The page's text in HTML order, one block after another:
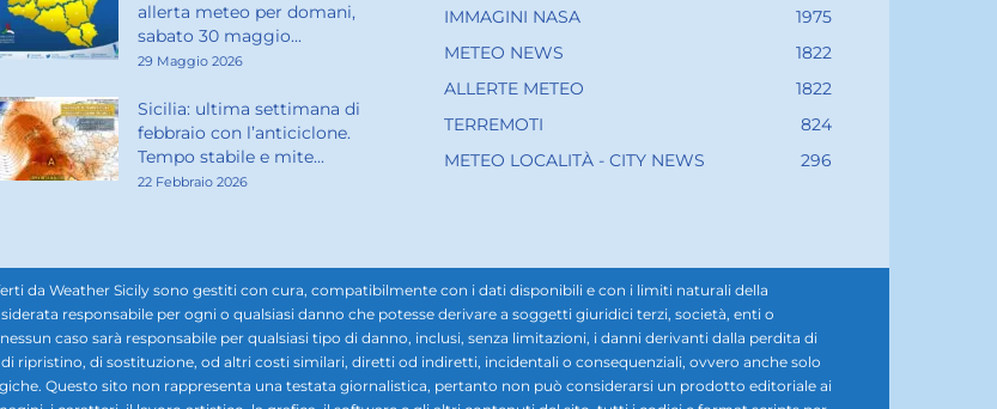
allerta meteo per domani,
sabato 30 maggio...
29 Maggio 2026
Sicilia: ultima settimana di
febbraio con l’anticiclone.
Tempo stabile e mite...
22 Febbraio 2026
IMMAGINI NASA
1975
METEO NEWS
1822
ALLERTE METEO
1822
TERREMOTI
824
METEO LOCALITÀ - CITY NEWS
296
da Weather Sicily sono gestiti con cura, compatibilmente con i dati disponibili e con i limiti naturali della
responsabile per ogni o qualsiasi danno che potesse derivare a soggetti giuridici terzi, società, enti o
caso sarà responsabile per qualsiasi tipo di danno, inclusi, senza limitazioni, i danni derivanti dalla perdita di
ripristino, di sostituzione, od altri costi similari, diretti od indiretti, incidentali o consequenziali, ovvero anche solo
Questo sito non rappresenta una testata giornalistica, pertanto non può considerarsi un prodotto editoriale ai